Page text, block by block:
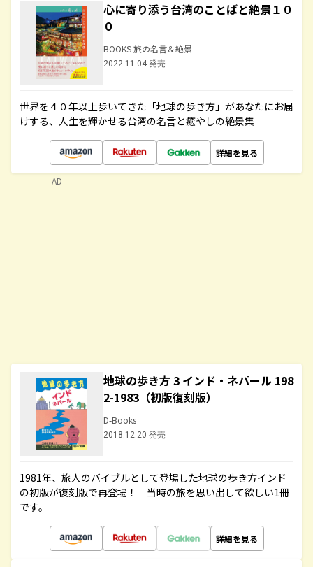
心に寄り添う台湾のことばと絶景１０
０
BOOKS 旅の名言＆絶景
2022.11.04 発売
世界を４０年以上歩いてきた「地球の歩き方」があなたにお届
けする、人生を輝かせる台湾の名言と癒やしの絶景集
詳細を見る
地球の歩き方 3 インド・ネパール 198
2-1983（初版復刻版）
D-Books
2018.12.20 発売
1981年、旅人のバイブルとして登場した地球の歩き方インド
の初版が復刻版で再登場！ 当時の旅を思い出して欲しい1冊
です。
詳細を見る
AD